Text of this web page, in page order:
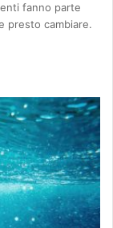
fanno parte
presto cambiare.